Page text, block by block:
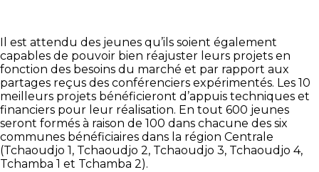
Il est attendu des jeunes qu’ils soient également
capables de pouvoir bien réajuster leurs projets en
fonction des besoins du marché et par rapport aux
partages reçus des conférenciers expérimentés. Les 10
meilleurs projets bénéficieront d’appuis techniques et
financiers pour leur réalisation. En tout 600 jeunes
seront formés à raison de 100 dans chacune des six
communes bénéficiaires dans la région Centrale
(Tchaoudjo 1, Tchaoudjo 2, Tchaoudjo 3, Tchaoudjo 4,
Tchamba 1 et Tchamba 2).